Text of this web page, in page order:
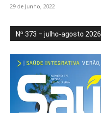
29 de Junho, 2022
Nº 373 – julho-agosto 2026